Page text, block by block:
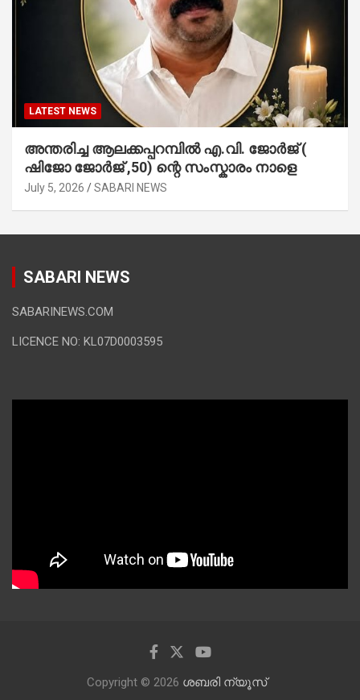
LATEST NEWS
അന്തരിച്ച ആ​ല​ക്ക​പ്പ​റമ്പിൽ​ എ.​വി. ജോ​ർ​ജ് (
ഷിജോ ജോർജ് ,50) ന്റെ സംസ്കാരം നാളെ
July 5, 2026 SABARI NEWS
SABARI NEWS
SABARINEWS.COM
LICENCE NO: KL07D0003595
Copyright © 2026 ശബരി ന്യൂസ്